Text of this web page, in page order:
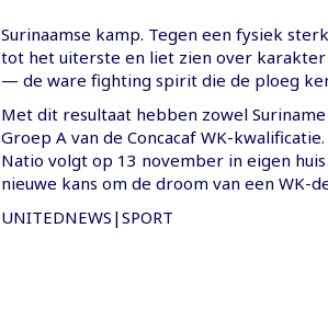
Surinaamse kamp. Tegen een fysiek
tot het uiterste en liet zien over
— de ware fighting spirit die de ploeg
Met dit resultaat hebben zowel Suriname
Groep A van de Concacaf WK-
Natio volgt op 13 november in eigen
nieuwe kans om de droom van een WK-
UNITEDNEWS|SPORT